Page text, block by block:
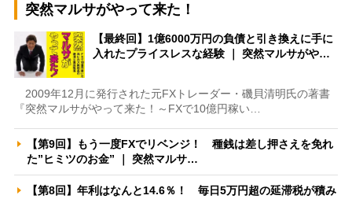
突然マルサがやって来た！
【最終回】1億6000万円の負債と引き換えに手に
入れたプライスレスな経験 ｜ 突然マルサがや…
2009年12月に発行された元FXトレーダー・磯貝清明氏の著書
『突然マルサがやって来た！～FXで10億円稼い…
【第9回】もう一度FXでリベンジ！ 種銭は差し押さえを免れ
た”ヒミツのお金” ｜ 突然マルサ…
【第8回】年利はなんと14.6％！ 毎日5万円超の延滞税が積み